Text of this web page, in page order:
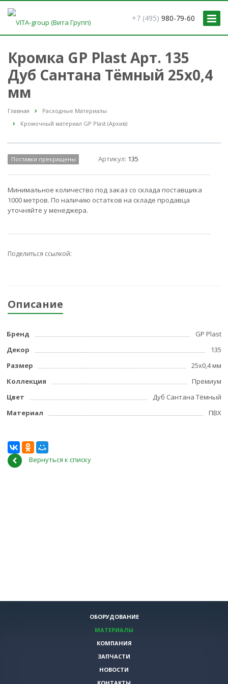
+7 (495) 980-79-60
Кромка GP Plast Арт. 135
Дуб Сантана Тёмный 25x0,4
мм
Главная
Расходные Материалы
Кромочный материал GP Plast (Архив)
Поставки прекращены Артикул: 135
Минимальное количество под заказ со склада поставщика
1000 метров. По наличию остатков на складе продавца
уточняйте у менеджера.
Поделиться ссылкой:
Описание
Бренд
GP Plast
Декор
135
Размер
25x0,4 мм
Коллекция
Премиум
Цвет
Дуб Сантана Тёмный
Материал
ПВХ
Вернуться к списку
ОБОРУДОВАНИЕ
МАТЕРИАЛЫ
КОМПАНИЯ
ЗАПЧАСТИ
НОВОСТИ